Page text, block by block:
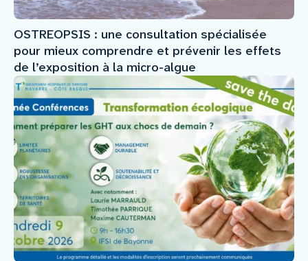
OSTREOPSIS : une consultation spécialisée
pour mieux comprendre et prévenir les effets
de l’exposition à la micro-algue